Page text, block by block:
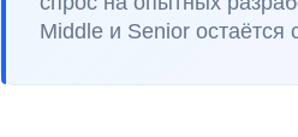
Middle и Senior остаётся